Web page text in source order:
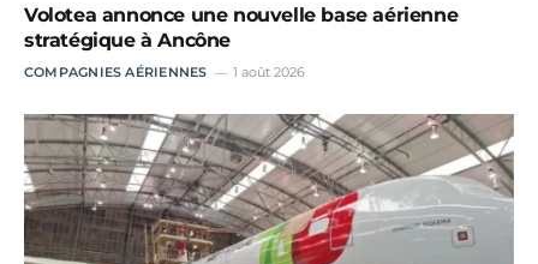
Volotea annonce une nouvelle base aérienne
stratégique à Ancône
COMPAGNIES AÉRIENNES 1 août 2026